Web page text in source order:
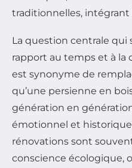
traditionnelles,
La question centrale qui
rapport au temps et à la
est synonyme de
qu’une persienne en
génération en
émotionnel et
rénovations sont
conscience écologique,